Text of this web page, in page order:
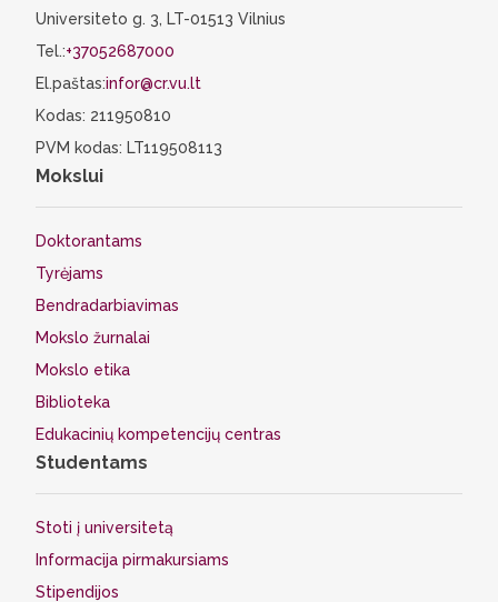
Universiteto g. 3, LT-01513 Vilnius
Tel.:+37052687000
El.paštas:infor@cr.vu.lt
Kodas: 211950810
PVM kodas: LT119508113
Mokslui
Doktorantams
Tyrėjams
Bendradarbiavimas
Mokslo žurnalai
Mokslo etika
Biblioteka
Edukacinių kompetencijų centras
Studentams
Stoti į universitetą
Informacija pirmakursiams
Stipendijos